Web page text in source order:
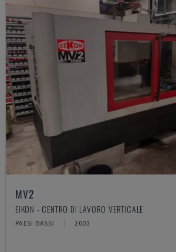
MV2
EIKON - CENTRO DI LAVORO VERTICALE
PAESI BASSI 2003